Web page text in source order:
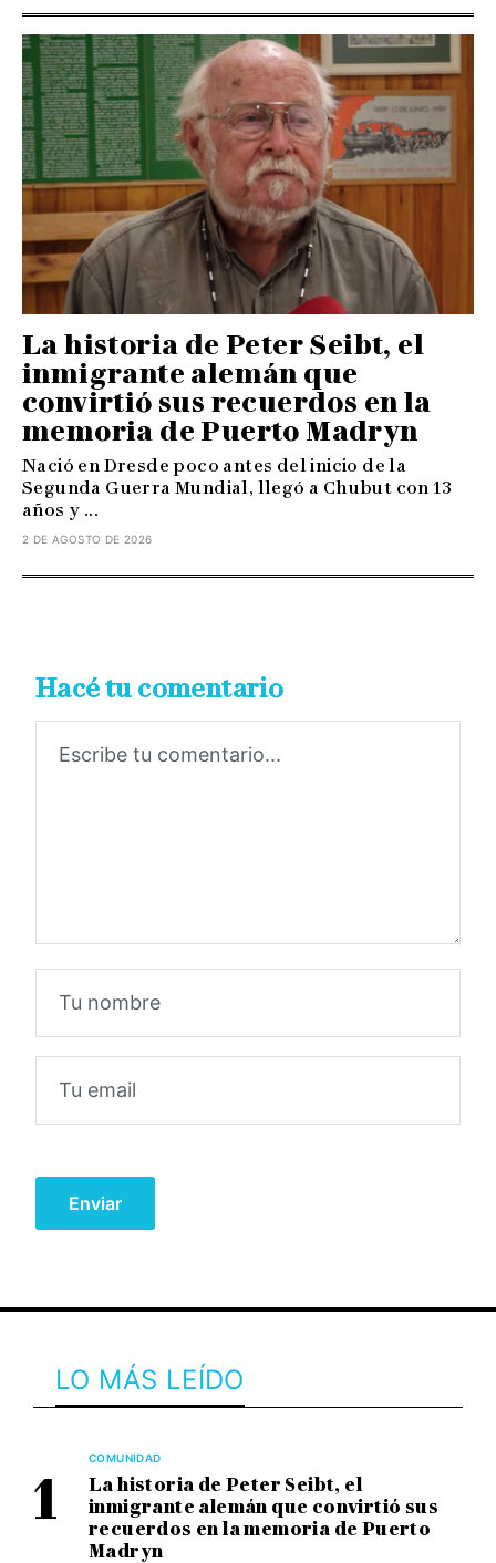
La historia de Peter Seibt, el
inmigrante alemán que
convirtió sus recuerdos en la
memoria de Puerto Madryn
Nació en Dresde poco antes del inicio de la
Segunda Guerra Mundial, llegó a Chubut con 13
años y ...
2 DE AGOSTO DE 2026
Hacé tu comentario
LO MÁS LEÍDO
COMUNIDAD
La historia de Peter Seibt, el
inmigrante alemán que convirtió sus
recuerdos en la memoria de Puerto
Madryn